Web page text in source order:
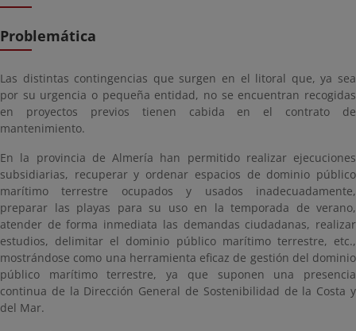
Problemática
Las distintas contingencias que surgen en el litoral que, ya sea
por su urgencia o pequeña entidad, no se encuentran recogidas
en proyectos previos tienen cabida en el contrato de
mantenimiento.
En la provincia de Almería han permitido realizar ejecuciones
subsidiarias, recuperar y ordenar espacios de dominio público
marítimo terrestre ocupados y usados inadecuadamente,
preparar las playas para su uso en la temporada de verano,
atender de forma inmediata las demandas ciudadanas, realizar
estudios, delimitar el dominio público marítimo terrestre, etc.,
mostrándose como una herramienta eficaz de gestión del dominio
público marítimo terrestre, ya que suponen una presencia
continua de la Dirección General de Sostenibilidad de la Costa y
del Mar.